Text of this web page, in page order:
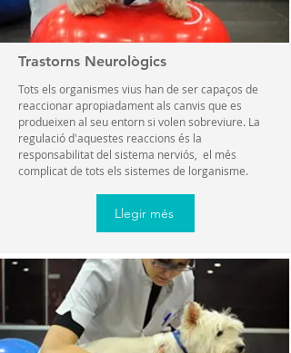
Trastorns Neurològics
Tots els organismes vius han de ser capaços de
reaccionar apropiadament als canvis que es
produeixen al seu entorn si volen sobreviure. La
regulació d'aquestes reaccions és la
responsabilitat del sistema nerviós, el més
complicat de tots els sistemes de lorganisme.
Llegir més